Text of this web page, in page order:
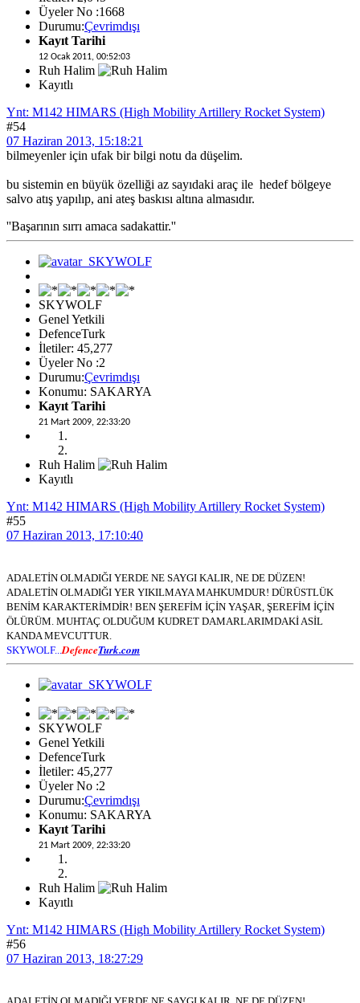
Üyeler No :1668
Durumu:Çevrimdışı
Kayıt Tarihi
12 Ocak 2011, 00:52:03
Ruh Halim
Kayıtlı
Ynt: M142 HIMARS (High Mobility Artillery Rocket System)
#54
07 Haziran 2013, 15:18:21
bilmeyenler için ufak bir bilgi notu da düşelim.
bu sistemin en büyük özelliği az sayıdaki araç ile hedef bölgeye
salvo atış yapılıp, ani ateş baskısı altına almasıdır.
''Başarının sırrı amaca sadakattir.''
SKYWOLF
Genel Yetkili
DefenceTurk
İletiler: 45,277
Üyeler No :2
Durumu:Çevrimdışı
Konumu: SAKARYA
Kayıt Tarihi
21 Mart 2009, 22:33:20
Ruh Halim
Kayıtlı
Ynt: M142 HIMARS (High Mobility Artillery Rocket System)
#55
07 Haziran 2013, 17:10:40
ADALETİN OLMADIĞI YERDE NE SAYGI KALIR, NE DE DÜZEN!
ADALETİN OLMADIĞI YER YIKILMAYA MAHKUMDUR! DÜRÜSTLÜK
BENİM KARAKTERİMDİR! BEN ŞEREFİM İÇİN YAŞAR, ŞEREFİM İÇİN
ÖLÜRÜM. MUHTAÇ OLDUĞUM KUDRET DAMARLARIMDAKİ ASİL
KANDA MEVCUTTUR.
SKYWOLF... DefenceTurk.com
SKYWOLF
Genel Yetkili
DefenceTurk
İletiler: 45,277
Üyeler No :2
Durumu:Çevrimdışı
Konumu: SAKARYA
Kayıt Tarihi
21 Mart 2009, 22:33:20
Ruh Halim
Kayıtlı
Ynt: M142 HIMARS (High Mobility Artillery Rocket System)
#56
07 Haziran 2013, 18:27:29